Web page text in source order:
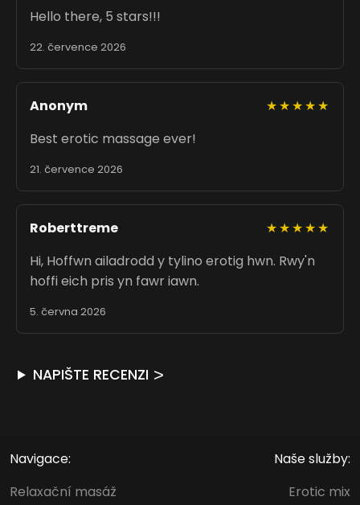
Hello there, 5 stars!!!
22. července 2026
Anonym
★★★★★
Best erotic massage ever!
21. července 2026
Roberttreme
★★★★★
Hi, Hoffwn ailadrodd y tylino erotig hwn. Rwy'n
hoffi eich pris yn fawr iawn.
5. června 2026
NAPIŠTE RECENZI
Navigace:
Relaxační masáž
Naše služby:
Erotic mix